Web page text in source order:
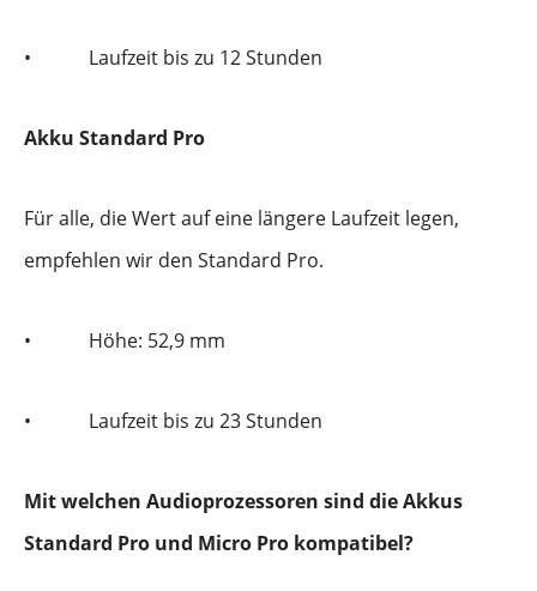
• Laufzeit bis zu 12 Stunden
Akku Standard Pro
Für alle, die Wert auf eine längere Laufzeit legen,
empfehlen wir den Standard Pro.
• Höhe: 52,9 mm
• Laufzeit bis zu 23 Stunden
Mit welchen Audioprozessoren sind die Akkus
Standard Pro und Micro Pro kompatibel?